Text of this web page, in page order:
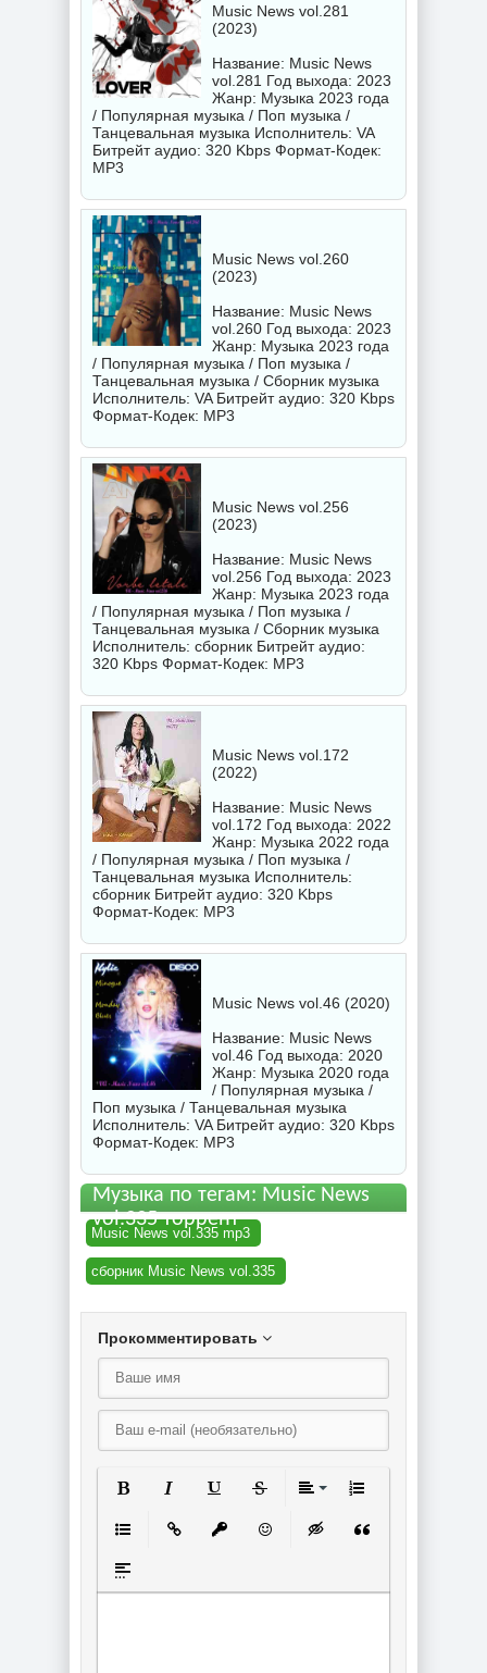
Music News vol.281
(2023)
Название: Music News
vol.281 Год выхода: 2023
Жанр: Музыка 2023 года
/ Популярная музыка / Поп музыка /
Танцевальная музыка Исполнитель: VA
Битрейт аудио: 320 Kbps Формат-Кодек:
MP3
Music News vol.260
(2023)
Название: Music News
vol.260 Год выхода: 2023
Жанр: Музыка 2023 года
/ Популярная музыка / Поп музыка /
Танцевальная музыка / Сборник музыка
Исполнитель: VAБитрейт аудио: 320 Kbps
Формат-Кодек: MP3
Music News vol.256
(2023)
Название: Music News
vol.256 Год выхода: 2023
Жанр: Музыка 2023 года
/ Популярная музыка / Поп музыка /
Танцевальная музыка / Сборник музыка
Исполнитель: сборник Битрейт аудио:
320 Kbps Формат-Кодек: MP3
Music News vol.172
(2022)
Название: Music News
vol.172 Год выхода: 2022
Жанр: Музыка 2022 года
/ Популярная музыка / Поп музыка /
Танцевальная музыка Исполнитель:
сборник Битрейт аудио: 320 Kbps
Формат-Кодек: MP3
Music News vol.46 (2020)
Название: Music News
vol.46 Год выхода: 2020
Жанр: Музыка 2020 года
/ Популярная музыка /
Поп музыка / Танцевальная музыка
Исполнитель: VAБитрейт аудио: 320 Kbps
Формат-Кодек: MP3
Музыка по тегам: Music News
vol.335 торрент
Music News vol.335 mp3
сборник Music News vol.335
Прокомментировать
Вставка спойлера